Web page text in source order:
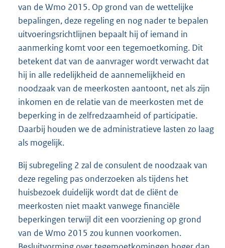
van de Wmo 2015. Op grond van de wettelijke
bepalingen, deze regeling en nog nader te bepalen
uitvoeringsrichtlijnen bepaalt hij of iemand in
aanmerking komt voor een tegemoetkoming. Dit
betekent dat van de aanvrager wordt verwacht dat
hij in alle redelijkheid de aannemelijkheid en
noodzaak van de meerkosten aantoont, net als zijn
inkomen en de relatie van de meerkosten met de
beperking in de zelfredzaamheid of participatie.
Daarbij houden we de administratieve lasten zo laag
als mogelijk.
Bij subregeling 2 zal de consulent de noodzaak van
deze regeling pas onderzoeken als tijdens het
huisbezoek duidelijk wordt dat de cliënt de
meerkosten niet maakt vanwege financiële
beperkingen terwijl dit een voorziening op grond
van de Wmo 2015 zou kunnen voorkomen.